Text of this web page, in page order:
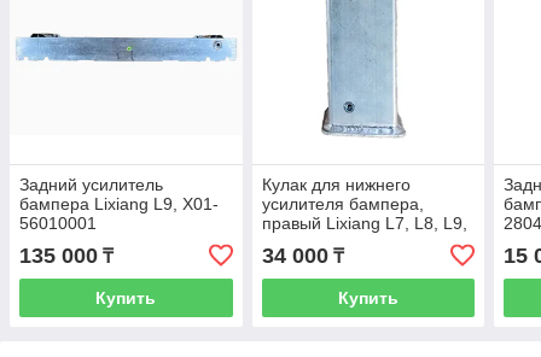
Задний усилитель
бампера Lixiang L9, X01-
56010001
135 000 ₸
Купить
Кулак для нижнего
усилителя бампера,
правый Lixiang L7, L8, L9,
34 000₸
Купить
15